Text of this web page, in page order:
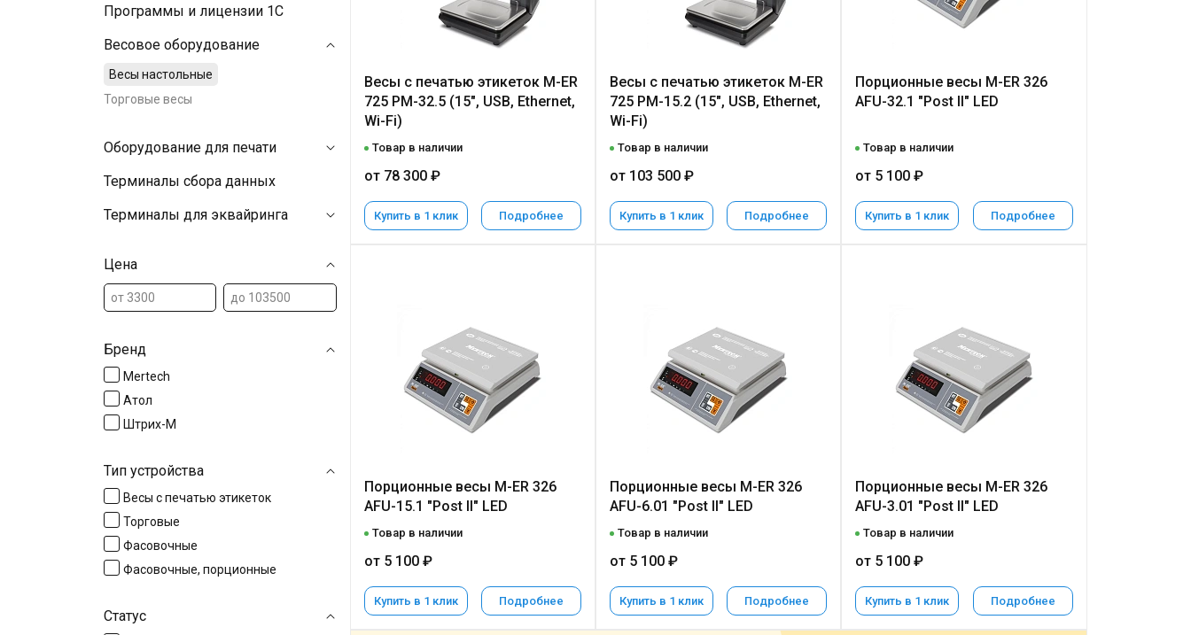
Программы и лицензии 1C
Весовое оборудование
Весы настольные
Торговые весы
Оборудование для печати
Терминалы сбора данных
Терминалы для эквайринга
Цена
Бренд
Mertech
Атол
Штрих-М
Тип устройства
Весы с печатью этикеток
Торговые
Фасовочные
Фасовочные, порционные
Статус
Весы с печатью этикеток M-ER
725 PM-32.5 (15", USB, Ethernet,
Wi-Fi)
Товар в наличии
от 78 300 ₽
Купить в 1 клик Подробнее
Весы с печатью этикеток M-ER
725 PM-15.2 (15", USB, Ethernet,
Wi-Fi)
Товар в наличии
от 103 500 ₽
Купить в 1 клик Подробнее
Порционные весы M-ER 326
AFU-32.1 "Post II" LED
Товар в наличии
от 5 100 ₽
Купить в 1 клик Подробнее
Порционные весы M-ER 326
AFU-15.1 "Post II" LED
Товар в наличии
от 5 100 ₽
Купить в 1 клик Подробнее
Порционные весы M-ER 326
AFU-6.01 "Post II" LED
Товар в наличии
от 5 100 ₽
Купить в 1 клик Подробнее
Порционные весы M-ER 326
AFU-3.01 "Post II" LED
Товар в наличии
от 5 100 ₽
Купить в 1 клик Подробнее